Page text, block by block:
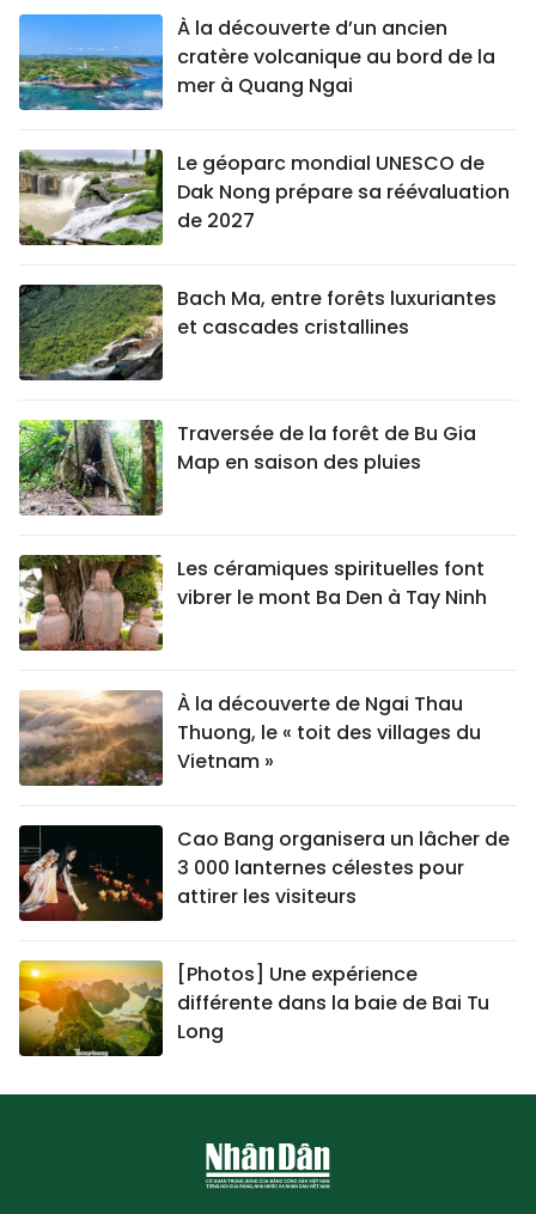
À la découverte d’un ancien
cratère volcanique au bord de la
mer à Quang Ngai
Le géoparc mondial UNESCO de
Dak Nong prépare sa réévaluation
de 2027
Bach Ma, entre forêts luxuriantes
et cascades cristallines
Traversée de la forêt de Bu Gia
Map en saison des pluies
Les céramiques spirituelles font
vibrer le mont Ba Den à Tay Ninh
À la découverte de Ngai Thau
Thuong, le « toit des villages du
Vietnam »
Cao Bang organisera un lâcher de
3 000 lanternes célestes pour
attirer les visiteurs
[Photos] Une expérience
différente dans la baie de Bai Tu
Long